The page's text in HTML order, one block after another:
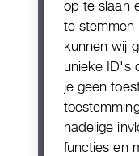
op te slaan
te stemmen
kunnen wij
unieke ID's
je geen
nadelige
functies en